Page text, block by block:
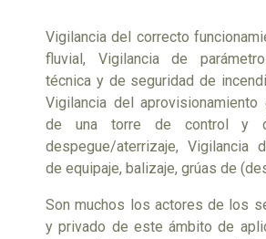
Vigilancia del correcto
fluvial, Vigilancia de
técnica y de seguridad de
Vigilancia del aprovisionamiento
de una torre de control y
despegue/aterrizaje, Vigilancia
de equipaje, balizaje, grúas de
Son muchos los actores de los
y privado de este ámbito de